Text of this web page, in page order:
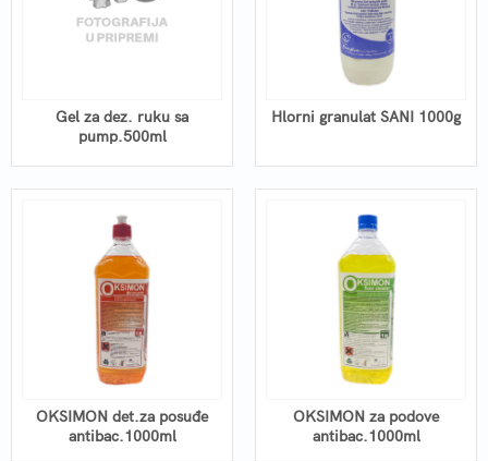
Gel za dez. ruku sa
pump.500ml
Hlorni granulat SANI 1000g
OKSIMON det.za posuđe
antibac.1000ml
OKSIMON za podove
antibac.1000ml